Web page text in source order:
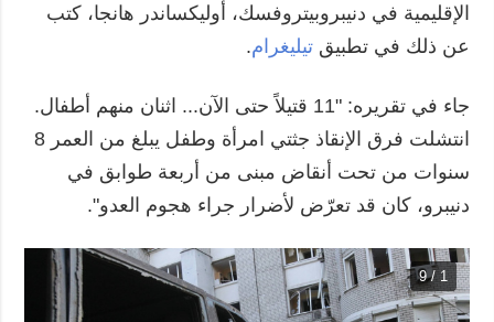
الإقليمية في دنيبروبيتروفسك، أوليكساندر هانجا، كتب
عن ذلك في تطبيقتيليغرام.
جاء في تقريره: "11 قتيلاً حتى الآن... اثنان منهم أطفال.
انتشلت فرق الإنقاذ جثتي امرأة وطفل يبلغ من العمر 8
سنوات من تحت أنقاض مبنى من أربعة طوابق في
دنيبرو، كان قد تعرّض لأضرار جراء هجوم العدو".
1 / 9